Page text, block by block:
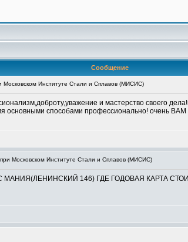
Сообщение
Московском Институте Стали и Сплавов (МИСИС)
и мастерство своего
основными способами профессионально! очень
Московском Институте Стали и Сплавов (МИСИС)
146) ГДЕ ГОДОВАЯ КАРТА